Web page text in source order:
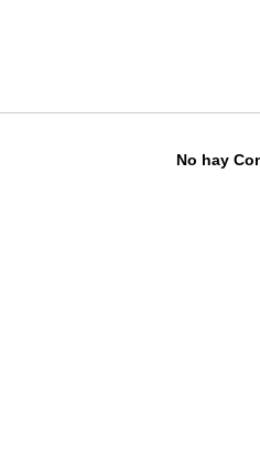
No hay